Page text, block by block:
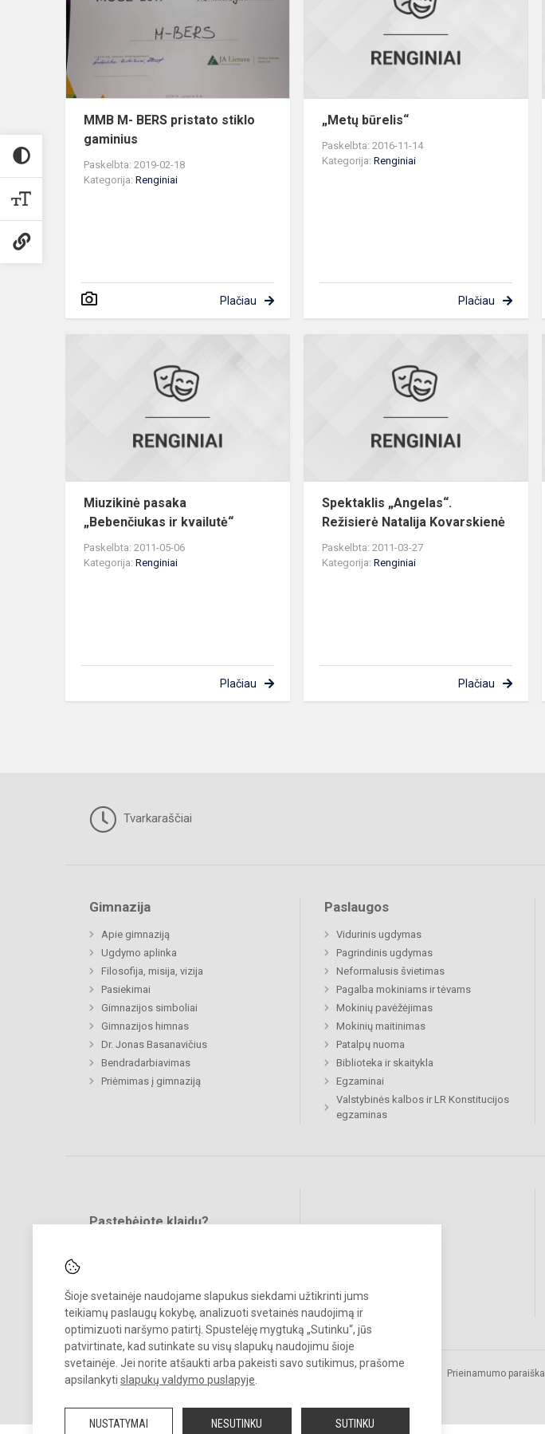
Šioje svetainėje naudojame slapukus siekdami užtikrinti jums
teikiamų paslaugų kokybę, analizuoti svetainės naudojimą ir
optimizuoti naršymo patirtį. Spustelėję mygtuką „Sutinku“, jūs
patvirtinate, kad sutinkate su visų slapukų naudojimu šioje
svetainėje. Jei norite atšaukti arba pakeisti savo sutikimus, prašome
apsilankyti slapukų valdymo puslapyje
NUSTATYMAI NESUTINKU SUTINKU
MMB M- BERS pristato stiklo
gaminius
Paskelbta: 2019-02-18
Kategorija: Renginiai
Plačiau
„Metų būrelis“
Paskelbta: 2016-11-14
Kategorija:Renginiai
Plačiau
Miuzikinė pasaka
„Bebenčiukas ir kvailutė“
Paskelbta: 2011-05-06
Kategorija: Renginiai
Plačiau
Spektaklis „Angelas“.
Režisierė Natalija Kovarskienė
Paskelbta: 2011-03-27
Kategorija:Renginiai
Plačiau
Tvarkaraščiai
Gimnazija
Apie gimnaziją
Ugdymo aplinka
Filosofija, misija, vizija
Pasiekimai
Gimnazijos simboliai
Gimnazijos himnas
Dr. Jonas Basanavičius
Bendradarbiavimas
Priėmimas į gimnaziją
Paslaugos
Vidurinis ugdymas
Pagrindinis ugdymas
Neformalusis švietimas
Pagalba mokiniams ir tėvams
Mokinių pavėžėjimas
Mokinių maitinimas
Patalpų nuoma
Biblioteka ir skaitykla
Egzaminai
Valstybinės kalbos ir LR Konstitucijos
egzaminas
Pastebėjote klaidų?
© 2023. Ukmergės Jono Basanavičiaus gimnazija. Visos teisės saugomos.
Kopijuoti turinį be raštiško gimnazijos sutikimo griežtai draudžiama.
Prieinamumo paraiška